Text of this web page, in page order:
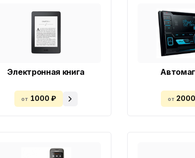
Электронная книга
от 1000 ₽ от